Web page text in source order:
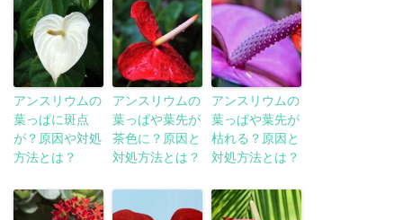
アンスリウムの
葉っぱに斑点
が？原因や対処
方法とは？
アンスリウムの
葉っぱや葉先が
茶色に？原因と
対処方法とは？
アンスリウムの
葉っぱや葉先が
枯れる？原因と
対処方法とは？